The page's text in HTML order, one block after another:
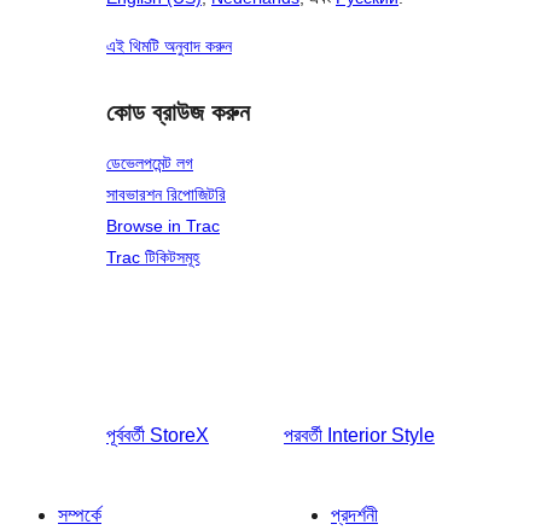
এই থিমটি অনুবাদ করুন
কোড ব্রাউজ করুন
ডেভেলপমেন্ট লগ
সাবভারশন রিপোজিটরি
Browse in Trac
Trac টিকিটসমূহ
পূর্ববর্তী StoreX পরবর্তী Interior Style
সম্পর্কে
প্রদর্শনী